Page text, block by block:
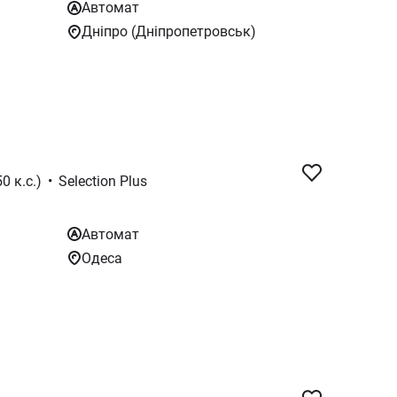
Автомат
Дніпро (Дніпропетровськ)
к.с.) • Selection Plus
Автомат
Одеса